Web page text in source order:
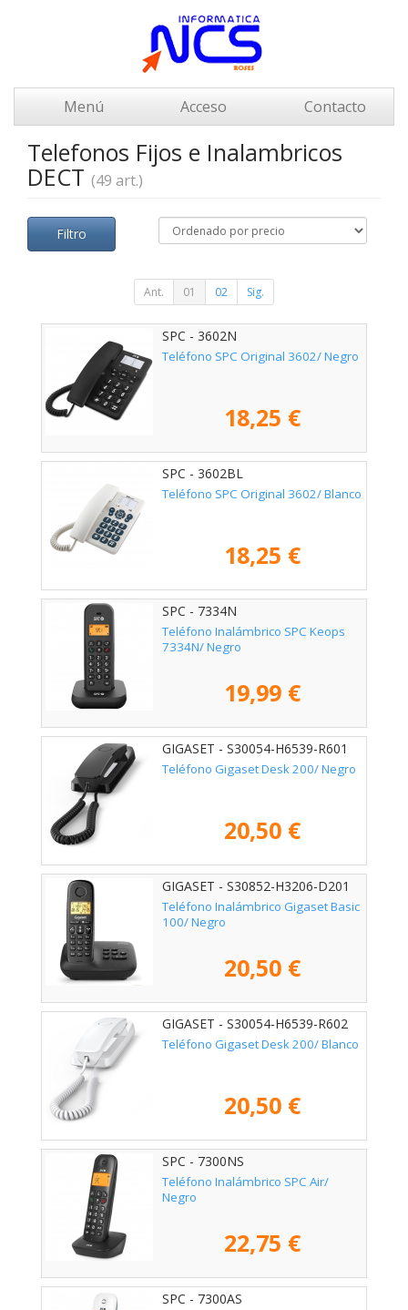
Menú Acceso Contacto
Telefonos Fijos e Inalambricos
DECT (49 art.)
Filtro
Ant. 01 02 Sig.
SPC - 3602N
Teléfono SPC Original 3602/ Negro
18,25 €
SPC - 3602BL
Teléfono SPC Original 3602/ Blanco
18,25 €
SPC - 7334N
Teléfono Inalámbrico SPC Keops
7334N/ Negro
19,99 €
GIGASET - S30054-H6539-R601
Teléfono Gigaset Desk 200/ Negro
20,50 €
GIGASET - S30852-H3206-D201
Teléfono Inalámbrico Gigaset Basic
100/ Negro
20,50 €
GIGASET - S30054-H6539-R602
Teléfono Gigaset Desk 200/ Blanco
20,50 €
SPC - 7300NS
Teléfono Inalámbrico SPC Air/
Negro
22,75 €
SPC - 7300AS